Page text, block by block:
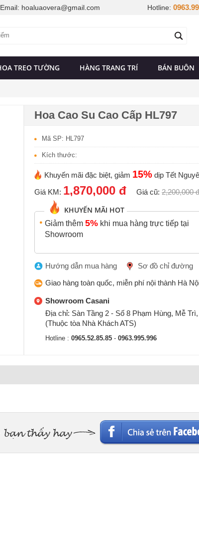
TREO TƯỜNG HÀNG TRANG TRÍ BÁN BUÔN
Hoa Cao Su Cao Cấp HL797
Mã SP: HL797
Kích thước:
Khuyến mãi đặc biệt, giảm 15% dịp Tết
Giá KM: 1,870,000 đ Giá cũ: 2,200,000 đ
KHUYẾN MÃI HOT
Giảm thêm 5% khi mua hàng trực tiếp tại
Showroom
Hướng dẫn mua hàng
Sơ đồ chỉ đường
Giao hàng toàn quốc, miễn phí nội thành Hà
Showroom Casani
Địa chỉ: Sàn Tầng 2 - Số 8 Phạm Hùng, Mễ
(Thuộc tòa Nhà Khách ATS)
Hotline : 0965.52.85.85 - 0963.995.996
Hotline:
Email: hoaluaovera@gmail.com